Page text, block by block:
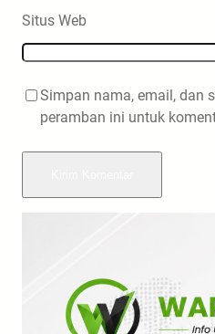
Situs Web
Simpan nama, email, dan
peramban ini untuk